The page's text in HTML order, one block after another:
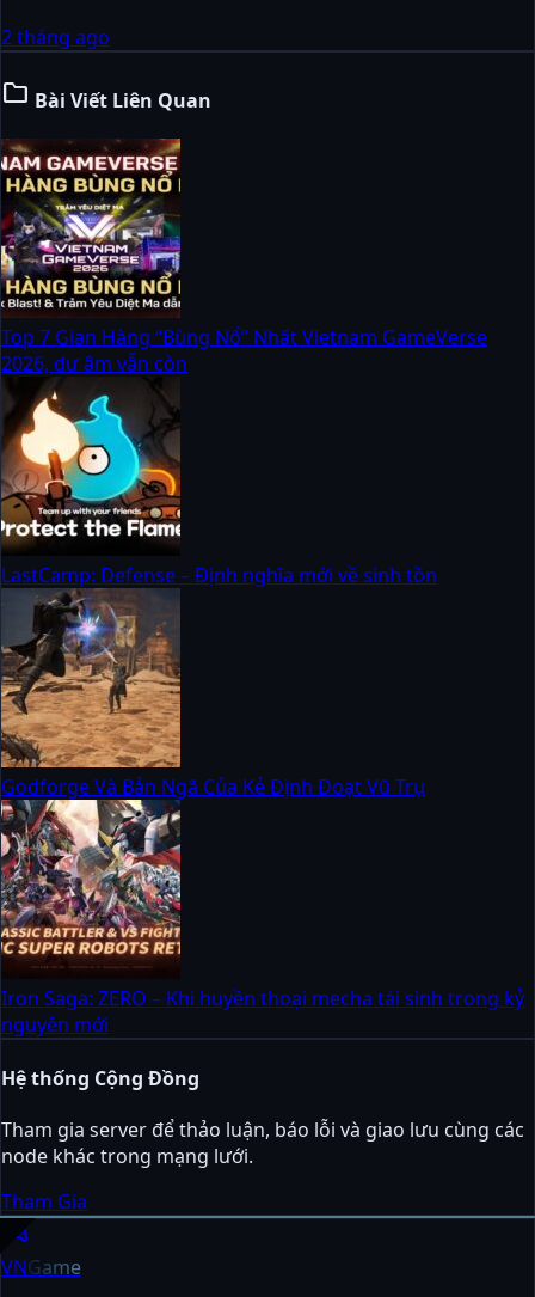
2 tháng ago
folder Bài Viết Liên Quan
Top 7 Gian Hàng “Bùng Nổ” Nhất Vietnam GameVerse
2026, dư âm vẫn còn
LastCamp: Defense – Định nghĩa mới về sinh tồn
Godforge Và Bản Ngã Của Kẻ Định Đoạt Vũ Trụ
Iron Saga: ZERO – Khi huyền thoại mecha tái sinh trong kỷ
nguyên mới
Hệ thống Cộng Đồng
Tham gia server để thảo luận, báo lỗi và giao lưu cùng các
node khác trong mạng lưới.
Tham Gia
sports_esports
VNGame